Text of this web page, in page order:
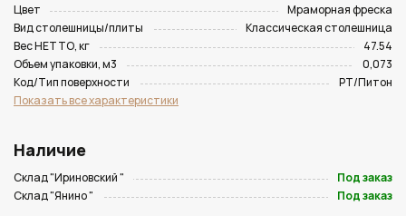
Цвет
Мраморная фреска
Вид столешницы/плиты
Классическая столешница
Вес НЕТТО, кг
47.54
Объем упаковки, м3
0,073
Код/Тип поверхности
PT/Питон
Показать все характеристики
Наличие
Склад "Ириновский "
Под заказ
Склад "Янино "
Под заказ